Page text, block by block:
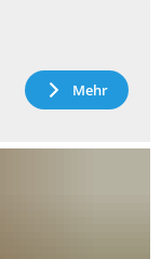
Mehr